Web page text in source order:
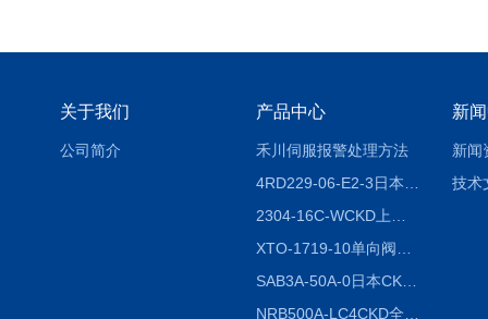
关于我们
公司简介
产品中心
禾川伺服报警处理方法
SAB3A-50A-0日本CKD全国授权代理
新
新闻
技术